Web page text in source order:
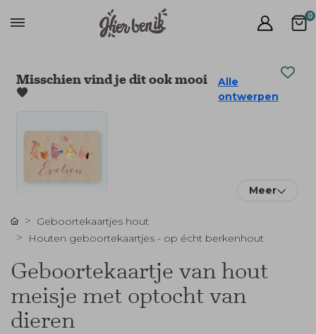
0
Misschien vind je dit ook mooi
🧡
Alle
ontwerpen
Meer
Geboortekaartjes hout
Houten geboortekaartjes - op écht berkenhout
Geboortekaartje van hout
meisje met optocht van
dieren